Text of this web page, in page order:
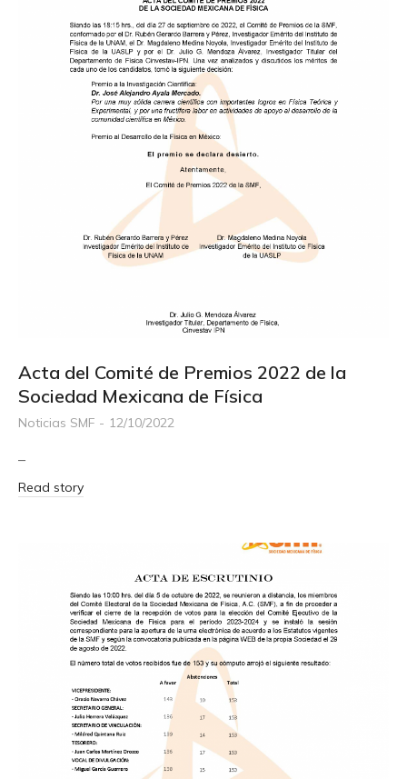
Acta del Comité de Premios 2022 de la
Sociedad Mexicana de Física
Noticias SMF 12/10/2022
–
Read story